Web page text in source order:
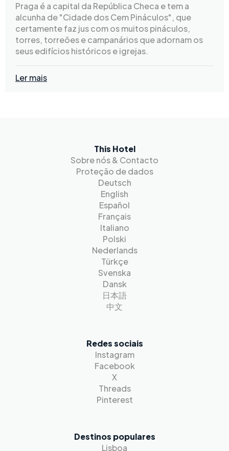
Praga é a capital da República Checa e tem a
alcunha de "Cidade dos Cem Pináculos", que
certamente faz jus com os muitos pináculos,
torres, torreões e campanários que adornam os
seus edifícios históricos e igrejas.
Ler mais
This Hotel
Sobre nós & Contacto
Proteção de dados
Deutsch
English
Español
Français
Italiano
Polski
Nederlands
Türkçe
Svenska
Dansk
日本語
中文
Redes sociais
Instagram
Facebook
X
Threads
Pinterest
Destinos populares
Lisboa